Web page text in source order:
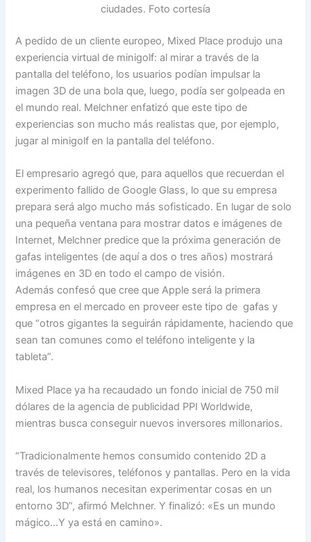
ciudades. Foto cortesía
A pedido de un cliente europeo, Mixed Place produjo una
experiencia virtual de minigolf: al mirar a través de la
pantalla del teléfono, los usuarios podían impulsar la
imagen 3D de una bola que, luego, podía ser golpeada en
el mundo real. Melchner enfatizó que este tipo de
experiencias son mucho más realistas que, por ejemplo,
jugar al minigolf en la pantalla del teléfono.
El empresario agregó que, para aquellos que recuerdan el
experimento fallido de Google Glass, lo que su empresa
prepara será algo mucho más sofisticado. En lugar de solo
una pequeña ventana para mostrar datos e imágenes de
Internet, Melchner predice que la próxima generación de
gafas inteligentes (de aquí a dos o tres años) mostrará
imágenes en 3D en todo el campo de visión.
Además confesó que cree que Apple será la primera
empresa en el mercado en proveer este tipo de gafas y
que “otros gigantes la seguirán rápidamente, haciendo que
sean tan comunes como el teléfono inteligente y la
tableta”.
Mixed Place ya ha recaudado un fondo inicial de 750 mil
dólares de la agencia de publicidad PPI Worldwide,
mientras busca conseguir nuevos inversores millonarios.
“Tradicionalmente hemos consumido contenido 2D a
través de televisores, teléfonos y pantallas. Pero en la vida
real, los humanos necesitan experimentar cosas en un
entorno 3D”, afirmó Melchner. Y finalizó: «Es un mundo
mágico…Y ya está en camino».